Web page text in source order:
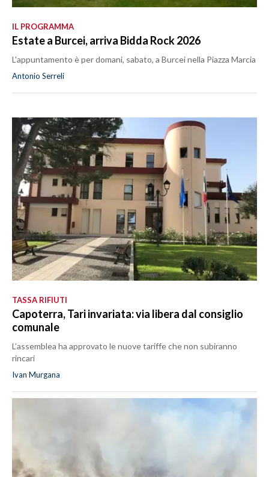
IL PROGRAMMA
Estate a Burcei, arriva Bidda Rock 2026
L'appuntamento è per domani, sabato, a Burcei nella Piazza Marcia
Antonio Serreli
TASSA RIFIUTI
Capoterra, Tari invariata: via libera dal consiglio
comunale
L’assemblea ha approvato le nuove tariffe che non subiranno
rincari
Ivan Murgana